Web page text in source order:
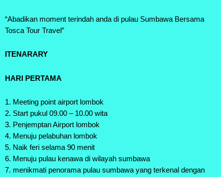
“Abadikan moment terindah anda di pulau Sumbawa Bersama
Tosca Tour Travel”
ITENARARY
HARI PERTAMA
1. Meeting point airport lombok
2. Start pukul 09.00 – 10.00 wita
3. Penjemptan Airport lombok
4. Menuju pelabuhan lombok
5. Naik feri selama 90 menit
6. Menuju pulau kenawa di wilayah sumbawa
7. menikmati penorama pulau sumbawa yang terkenal dengan